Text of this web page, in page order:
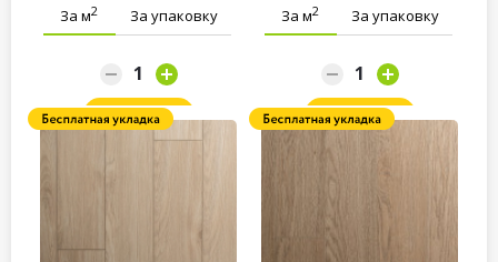
За м2 За упаковку
Заказать
За м2 За упаковку
Заказать